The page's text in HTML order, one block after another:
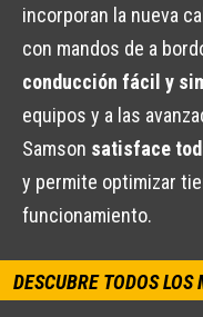
incorporan la nueva
con mandos de a
conducción fácil y
equipos y a las
Samson satisface
y permite optimizar
funcionamiento.
DESCUBRE TODOS